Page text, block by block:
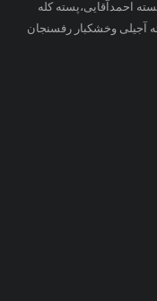
احمدآقایی،پسته کله
آجیلی وخشکبار رفسنجان